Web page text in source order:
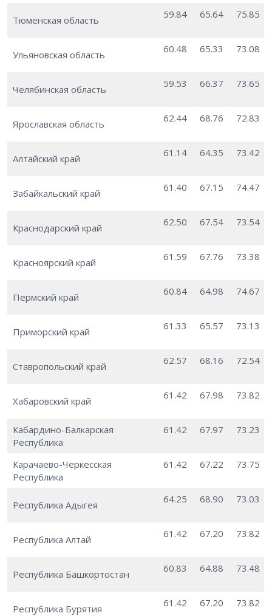
Тюменская область 59.84 65.64 75.85
Ульяновская область 60.48 65.33 73.08
Челябинская область 59.53 66.37 73.65
Ярославская область 62.44 68.76 72.83
Алтайский край 61.14 64.35 73.42
Забайкальский край 61.40 67.15 74.47
Краснодарский край 62.50 67.54 73.54
Красноярский край 61.59 67.76 73.38
Пермский край 60.84 64.98 74.67
Приморский край 61.33 65.57 73.13
Ставропольский край 62.57 68.16 72.54
Хабаровский край 61.42 67.98 73.82
Кабардино-Балкарская
Республика
61.42 67.97 73.23
Карачаево-Черкесская
Республика
61.42 67.22 73.75
Республика Адыгея 64.25 68.90 73.03
Республика Алтай 61.42 67.20 73.82
Республика Башкортостан 60.83 64.88 73.48
Республика Бурятия 61.42 67.20 73.82